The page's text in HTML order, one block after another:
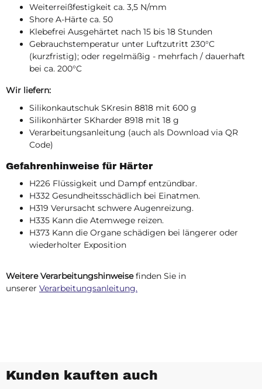
Weiterreißfestigkeit ca. 3,5 N/mm
Shore A-Härte ca. 50
Klebefrei Ausgehärtet nach 15 bis 18 Stunden
Gebrauchstemperatur unter Luftzutritt 230°C
(kurzfristig); oder regelmäßig - mehrfach / dauerhaft
bei ca. 200°C
Wir liefern:
Silikonkautschuk SKresin 8818 mit 600 g
Silikonhärter SKharder 8918 mit 18 g
Verarbeitungsanleitung (auch als Download via QR
Code)
Gefahrenhinweise für Härter
H226 Flüssigkeit und Dampf entzündbar.
H332 Gesundheitsschädlich bei Einatmen.
H319 Verursacht schwere Augenreizung.
H335 Kann die Atemwege reizen.
H373 Kann die Organe schädigen bei längerer oder
wiederholter Exposition
Weitere Verarbeitungshinweisefinden Sie in
unserer Verarbeitungsanleitung.
Kunden kauften auch